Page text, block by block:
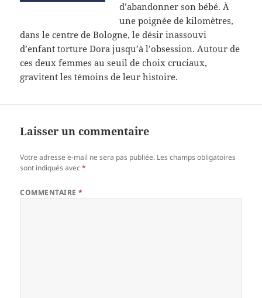
d’abandonner son bébé. À
une poignée de kilomètres,
dans le centre de Bologne, le désir inassouvi
d’enfant torture Dora jusqu’à l’obsession. Autour de
ces deux femmes au seuil de choix cruciaux,
gravitent les témoins de leur histoire.
Laisser un commentaire
Votre adresse e-mail ne sera pas publiée. Les champs obligatoires
sont indiqués avec*
COMMENTAIRE*